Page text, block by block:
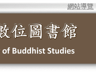
網站導覽